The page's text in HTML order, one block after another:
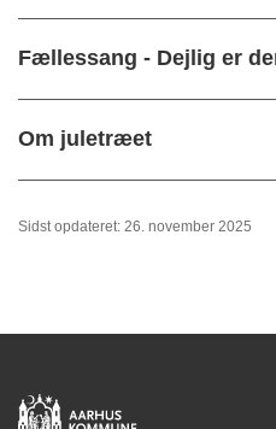
Fællessang - Dejlig er
Om juletræet
Sidst opdateret: 26. november 2025